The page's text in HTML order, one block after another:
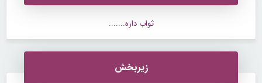
ثواب داره.......
زیربخش